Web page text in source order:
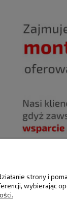
strony i
wybierając